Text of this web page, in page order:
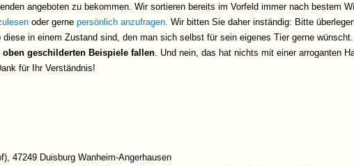
angeboten zu bekommen. Wir sortieren bereits im Vorfeld immer nach bestem
oder gerne persönlich anzufragen. Wir bitten Sie daher inständig: Bitte
in einem Zustand sind, den man sich selbst für sein eigenes Tier gerne wünscht.
geschilderten Beispiele fallen . Und nein, das hat nichts mit einer arroganten
für Ihr Verständnis!
47249 Duisburg Wanheim-Angerhausen